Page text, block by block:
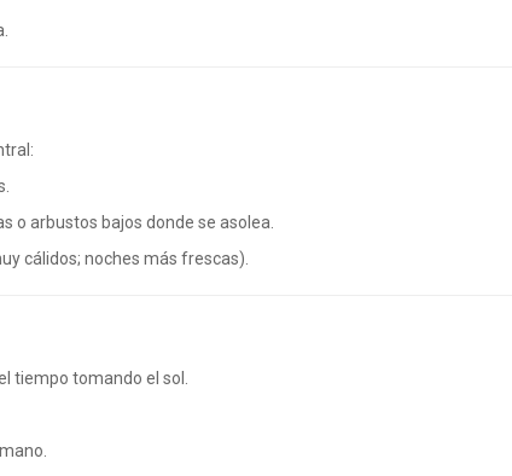
o arbustos bajos donde se asolea.
cálidos; noches más frescas).
tiempo tomando el sol.